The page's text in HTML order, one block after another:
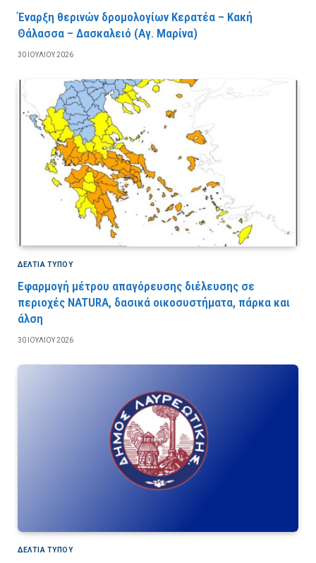
Έναρξη θερινών δρομολογίων Κερατέα – Κακή
Θάλασσα – Δασκαλειό (Αγ. Μαρίνα)
30 ΙΟΥΛΊΟΥ 2026
ΔΕΛΤΙΑ ΤΥΠΟΥ
Εφαρμογή μέτρου απαγόρευσης διέλευσης σε
περιοχές NATURA, δασικά οικοσυστήματα, πάρκα και
άλση
30 ΙΟΥΛΊΟΥ 2026
ΔΕΛΤΙΑ ΤΥΠΟΥ